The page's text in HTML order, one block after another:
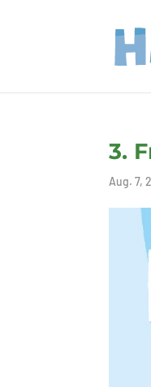
3.
Aug. 7,